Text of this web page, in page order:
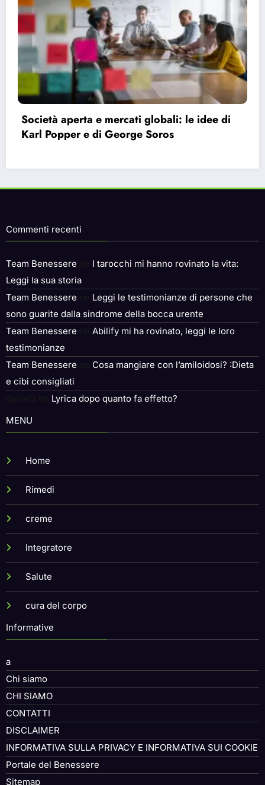
Bauman e la modernità liquida: perché ci
sentiamo vuoti nonostante le infinite
Commenti recenti
Team Benessere
I tarocchi mi hanno rovinato la vita:
Leggi la sua storia
Team Benessere
Leggi le testimonianze di persone che
sono guarite dalla sindrome della bocca urente
Team Benessere
Abilify mi ha rovinato, leggi le loro
testimonianze
Team Benessere
Cosa mangiare con l’amiloidosi? :Dieta
e cibi consigliati
Lyrica dopo quanto fa effetto?
MENU
Home
Rimedi
creme
Integratore
Salute
cura del corpo
Informative
a
Chi siamo
CHI SIAMO
CONTATTI
DISCLAIMER
INFORMATIVA SULLA PRIVACY E INFORMATIVA SUI COOKIE
Portale del Benessere